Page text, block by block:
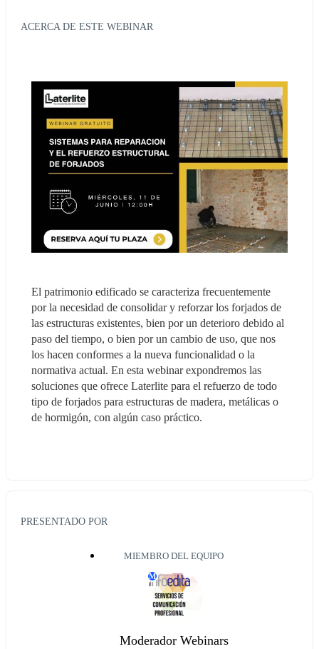
ACERCA DE ESTE WEBINAR
El patrimonio edificado se caracteriza frecuentemente
por la necesidad de consolidar y reforzar los forjados de
las estructuras existentes, bien por un deterioro debido al
paso del tiempo, o bien por un cambio de uso, que nos
los hacen conformes a la nueva funcionalidad o la
normativa actual. En esta webinar expondremos las
soluciones que ofrece Laterlite para el refuerzo de todo
tipo de forjados para estructuras de madera, metálicas o
de hormigón, con algún caso práctico.
PRESENTADO POR
MIEMBRO DEL EQUIPO
M
Moderador Webinars